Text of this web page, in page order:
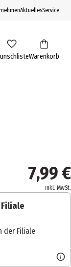
AktuellesService
Warenkorb
7,99 €
inkl. MwSt.
der Filiale